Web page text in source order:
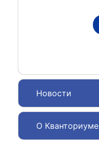
Новости
О Кванториуме